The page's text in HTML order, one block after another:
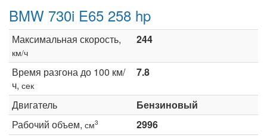
BMW 730i E65 258 hp
Максимальная скорость,
км/ч
244
Время разгона до 100 км/
ч, сек
7.8
Двигатель
Бензиновый
Рабочий объем, см3
2996